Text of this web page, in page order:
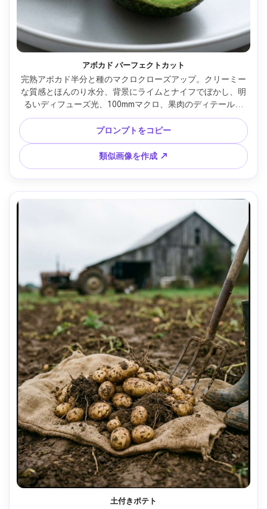
アボカド パーフェクトカット
完熟アボカド半分と種のマクロクローズアップ。クリーミー
な質感とほんのり水分、背景にライムとナイフでぼかし、明
るいディフューズ光、100mmマクロ、果肉のディテール鮮
明、モダンなフードスタイリング --ar 4:5
プロンプトをコピー
類似画像を作成 ↗
土付きポテト